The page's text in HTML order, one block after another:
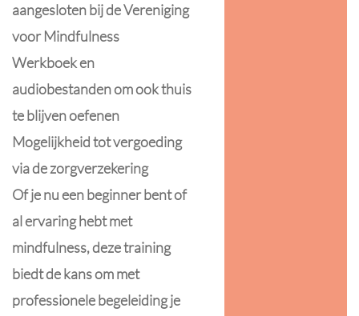
aangesloten bij de Vereniging
voor Mindfulness
Werkboek en
audiobestanden om ook thuis
te blijven oefenen
Mogelijkheid tot vergoeding
via de zorgverzekering
Of je nu een beginner bent of
al ervaring hebt met
mindfulness, deze training
biedt de kans om met
professionele begeleiding je